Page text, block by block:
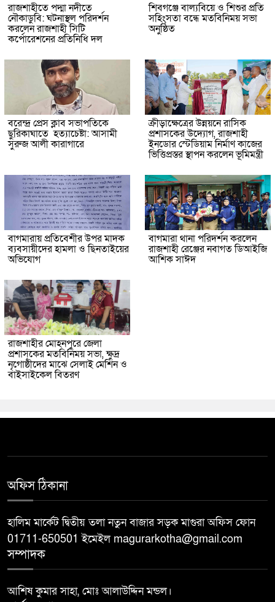
রাজশাহীতে পদ্মা নদীতে
নৌকাডুবি: ঘটনাস্থল পরিদর্শন
করলেন রাজশাহী সিটি
কর্পোরেশনের প্রতিনিধি দল
শিবগঞ্জে বাল্যবিয়ে ও শিশুর প্রতি
সহিংসতা বন্ধে মতবিনিময় সভা
অনুষ্ঠিত
বরেন্দ্র প্রেস ক্লাব সভাপতিকে
ছুরিকাঘাতে হত্যাচেষ্টা: আসামী
সুরুজ আলী কারাগারে
ক্রীড়াক্ষেত্রের উন্নয়নে রাসিক
প্রশাসকের উদ্যোগ, রাজশাহী
ইনডোর স্টেডিয়াম নির্মাণ কাজের
ভিত্তিপ্রস্তর স্থাপন করলেন ভূমিমন্ত্রী
বাগমারায় প্রতিবেশীর উপর মাদক
ব্যবসায়ীদের হামলা ও ছিনতাইয়ের
অভিযোগ
বাগমারা থানা পরিদর্শন করলেন
রাজশাহী রেঞ্জের নবাগত ডিআইজি
আশিক সাঈদ
রাজশাহীর মোহনপুরে জেলা
প্রশাসকের মতবিনিময় সভা, ক্ষুদ্র
নৃগোষ্ঠীদের মাঝে সেলাই মেশিন ও
বাইসাইকেল বিতরণ
অফিস ঠিকানা
হালিম মার্কেট দ্বিতীয় তলা নতুন বাজার সড়ক মাগুরা অফিস ফোন
01711-650501 ইমেইল magurarkotha@gmail.com
সম্পাদক
আশিষ কুমার সাহা, মোঃ আলাউদ্দিন মন্ডল।